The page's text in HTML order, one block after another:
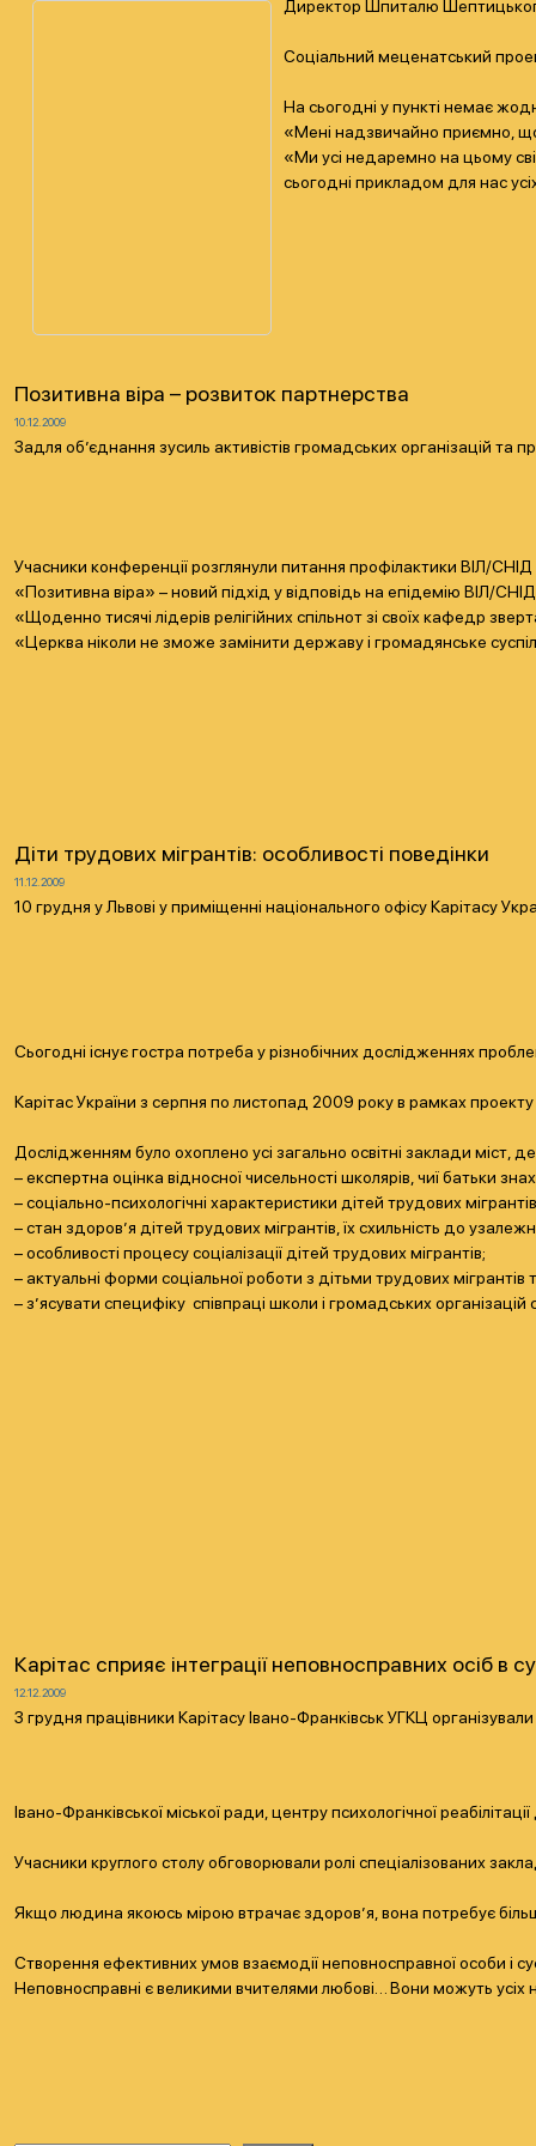
Директор Шпиталю
Соціальний меценатський
На сьогодні у пункті немає
«Мені надзвичайно приємно,
«Ми усі недаремно на цьому
сьогодні прикладом для нас
Позитивна віра – розвиток партнерства
10.12.2009
Задля об’єднання зусиль активістів громадських організацій та
Учасники конференції розглянули питання профілактики ВІЛ/
«Позитивна віра» – новий підхід у відповідь на епідемію ВІЛ/
«Щоденно тисячі лідерів релігійних спільнот зі своїх кафедр
«Церква ніколи не зможе замінити державу і громадянське
Діти трудових мігрантів: особливості поведінки
11.12.2009
10 грудня у Львові у приміщенні національного офісу Карітасу
Сьогодні існує гостра потреба у різнобічних дослідженнях
Карітас України з серпня по листопад 2009 року в рамках
Дослідженням було охоплено усі загально освітні заклади міст,
– експертна оцінка відносної чисельності школярів, чиї батьки
– соціально-психологічні характеристики дітей трудових
– стан здоров’я дітей трудових мігрантів, їх схильність до
– особливості процесу соціалізації дітей трудових мігрантів;
– актуальні форми соціальної роботи з дітьми трудових мігрантів
– з’ясувати специфіку співпраці школи і громадських
Карітас сприяє інтеграції неповносправних осіб в
12.12.2009
3 грудня працівники Карітасу Івано-Франківськ УГКЦ
Івано-Франківської міської ради, центру психологічної
Учасники круглого столу обговорювали ролі спеціалізованих
Якщо людина якоюсь мірою втрачає здоров’я, вона потребує
Створення ефективних умов взаємодії неповносправної особи і
Неповносправні є великими вчителями любові… Вони можуть